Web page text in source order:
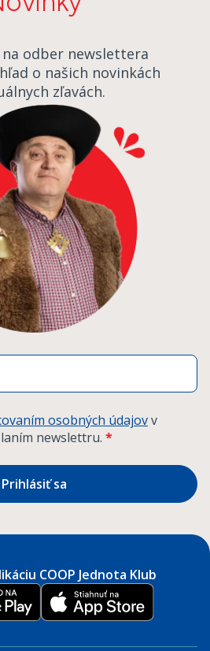
odber newslettera
o našich novinkách
zľavách.
osobných údajovv
newslettru. *
Prihlásiť sa
COOP Jednota Klub